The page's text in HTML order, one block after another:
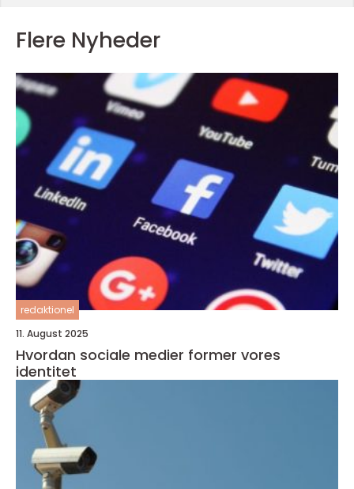
Flere Nyheder
redaktionel
11. August 2025
Hvordan sociale medier former vores
identitet